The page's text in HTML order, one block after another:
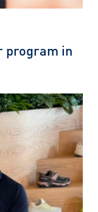
program in